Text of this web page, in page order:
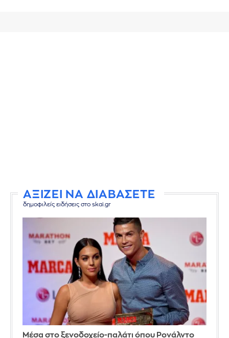
ΑΞΙΖΕΙ ΝΑ ΔΙΑΒΑΣΕΤΕ
δημοφιλείς ειδήσεις στο skai.gr
Μέσα στο ξενοδοχείο-παλάτι όπου Ρονάλντο